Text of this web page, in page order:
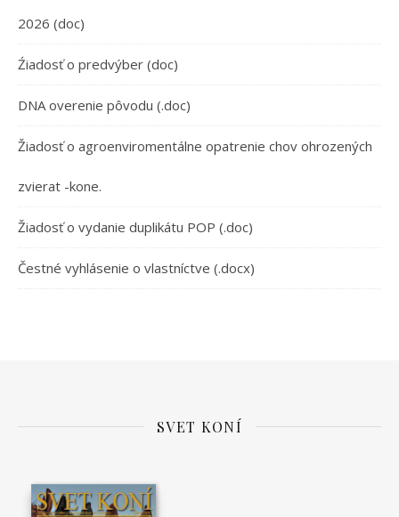
2026 (doc)
Źiadosť o predvýber (doc)
DNA overenie pôvodu (.doc)
Žiadosť o agroenviromentálne opatrenie chov ohrozených
zvierat -kone.
Žiadosť o vydanie duplikátu POP (.doc)
Čestné vyhlásenie o vlastníctve (.docx)
SVET KONÍ